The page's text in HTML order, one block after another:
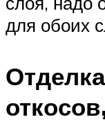
для обоих